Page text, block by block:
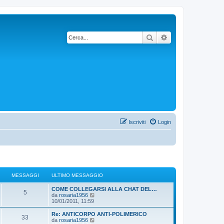
Cerca
Login
Iscriviti
MESSAGGI ULTIMO MESSAGGIO
5
COME COLLEGARSI ALLA CHAT DEL…
da rosaria1956
d
10/01/2011, 11:59
33
Re: ANTICORPO ANTI-POLIMERICO
da rosaria1956